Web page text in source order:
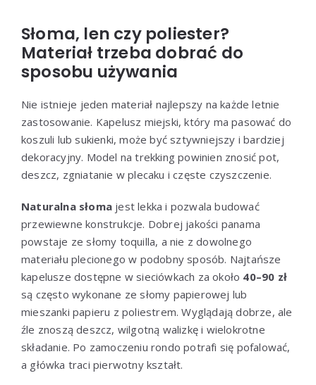
Słoma, len czy poliester?
Materiał trzeba dobrać do
sposobu używania
Nie istnieje jeden materiał najlepszy na każde letnie
zastosowanie. Kapelusz miejski, który ma pasować do
koszuli lub sukienki, może być sztywniejszy i bardziej
dekoracyjny. Model na trekking powinien znosić pot,
deszcz, zgniatanie w plecaku i częste czyszczenie.
Naturalna słoma jest lekka i pozwala budować
przewiewne konstrukcje. Dobrej jakości panama
powstaje ze słomy toquilla, a nie z dowolnego
materiału plecionego w podobny sposób. Najtańsze
kapelusze dostępne w sieciówkach za około 40–90 zł
są często wykonane ze słomy papierowej lub
mieszanki papieru z poliestrem. Wyglądają dobrze, ale
źle znoszą deszcz, wilgotną walizkę i wielokrotne
składanie. Po zamoczeniu rondo potrafi się pofalować,
a główka traci pierwotny kształt.